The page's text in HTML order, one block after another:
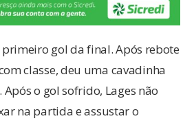
primeiro gol da final. Após rebote
classe, deu uma cavadinha
o gol sofrido, Lages não
na partida e assustar o